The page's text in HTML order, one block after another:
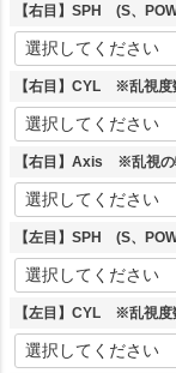
【右目】SPH (S、
【右目】CYL ※乱視度
【右目】Axis ※乱視の
【左目】SPH (S、
【左目】CYL ※乱視度